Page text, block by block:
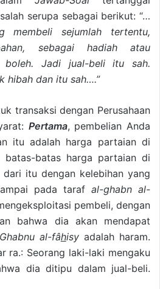
serupa sebagai berikut: “…
membeli sejumlah tertentu,
sebagai hadiah atau
boleh. Jadi jual-beli itu sah.
hibah dan itu sah….”
transaksi dengan Perusahaan
Pertama, pembelian Anda
itu adalah harga partaian di
batas-batas harga partaian di
itu dengan kelebihan yang
pada taraf al-ghabn al-
pembeli, dengan
bahwa dia akan mendapat
al-fâhisyadalah haram.
ra.: Seorang laki-laki mengaku
dia ditipu dalam jual-beli.